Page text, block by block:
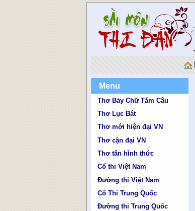
Menu
Thơ Bảy Chữ Tám Câu
Thơ Lục Bát
Thơ mới hiện đại VN
Thơ cận đại VN
Thơ tân hình thức
Cổ thi Việt Nam
Đường thi Việt Nam
Cổ Thi Trung Quốc
Đường thi Trung Quốc